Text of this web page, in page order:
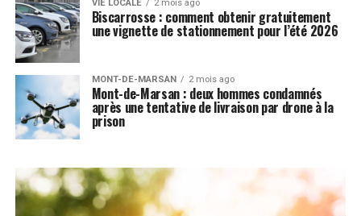
VIE LOCALE 2 mois ago
Biscarrosse : comment obtenir gratuitement
une vignette de stationnement pour l’été 2026
MONT-DE-MARSAN 2 mois ago
Mont-de-Marsan : deux hommes condamnés
après une tentative de livraison par drone à la
prison